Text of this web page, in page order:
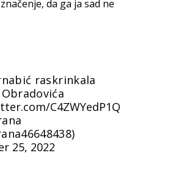
da ga ja sad ne
raskrinkala
C4ZWYedP1Q
25, 2022